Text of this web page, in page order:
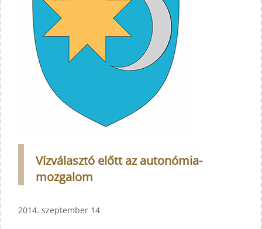
Vízválasztó előtt az autonómia-
mozgalom
2014. szeptember 14